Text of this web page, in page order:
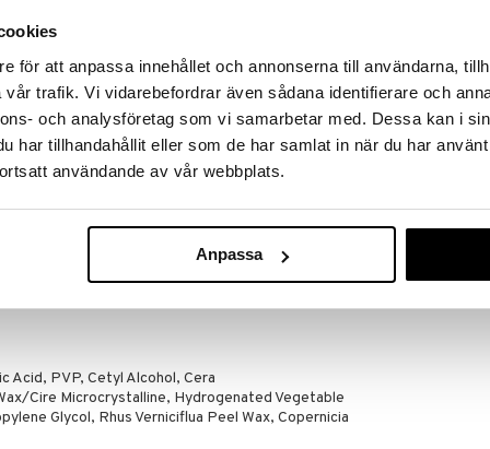
för att anpassa innehållet och annonserna till användarna,
trafik. Vi vidarebefordrar även sådana identifierare och
och analysföretag som vi samarbetar med. Dessa kan i
har tillhandahållit eller som de har samlat in när du har
användande av vår webbplats.
Anpassa
Calorie Pro Stylist Mascaralla. Tämä
ja kohottaa ja pitää ripset mallissa jopa
ripsiäsi.
jokaisen meikkitaitelijan salaisuus, joka antaa
jotka kestävät koko päivän.
Acid, PVP, Cetyl Alcohol, Cera
Cire Microcrystalline, Hydrogenated Vegetable
Glycol, Rhus Verniciflua Peel Wax, Copernicia
2000 Calorie
MAX FACTOR
15,95